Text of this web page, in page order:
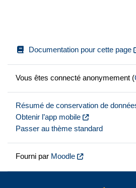
Documentation pour cette page
Vous êtes connecté anonymement (
Résumé de conservation de
Obtenir l’app mobile
Passer au thème standard
Fourni par Moodle